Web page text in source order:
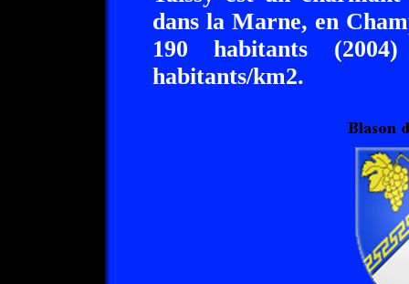
dans la Marne, en
190 habitants
habitants/km2.